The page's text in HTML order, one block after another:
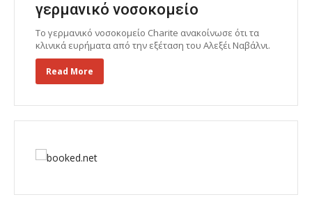
γερμανικό νοσοκομείο
Το γερμανικό νοσοκομείο Charite ανακοίνωσε ότι τα
κλινικά ευρήματα από την εξέταση του Αλεξέι Ναβάλνι.
Read More